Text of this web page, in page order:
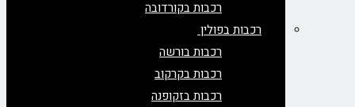
רכבות בקורדובה
רכבות בפולין
רכבות בורשה
רכבות בקרקוב
רכבות בזקופנה